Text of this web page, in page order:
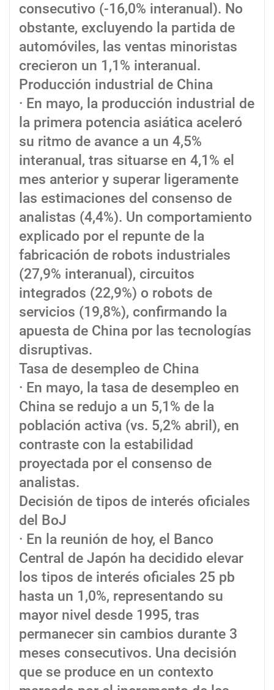
consecutivo (-16,0% interanual). No
obstante, excluyendo la partida de
automóviles, las ventas minoristas
crecieron un 1,1% interanual.
Producción industrial de China
· En mayo, la producción industrial de
la primera potencia asiática aceleró
su ritmo de avance a un 4,5%
interanual, tras situarse en 4,1% el
mes anterior y superar ligeramente
las estimaciones del consenso de
analistas (4,4%). Un comportamiento
explicado por el repunte de la
fabricación de robots industriales
(27,9% interanual), circuitos
integrados (22,9%) o robots de
servicios (19,8%), confirmando la
apuesta de China por las tecnologías
disruptivas.
Tasa de desempleo de China
· En mayo, la tasa de desempleo en
China se redujo a un 5,1% de la
población activa (vs. 5,2% abril), en
contraste con la estabilidad
proyectada por el consenso de
analistas.
Decisión de tipos de interés oficiales
del BoJ
· En la reunión de hoy, el Banco
Central de Japón ha decidido elevar
los tipos de interés oficiales 25 pb
hasta un 1,0%, representando su
mayor nivel desde 1995, tras
permanecer sin cambios durante 3
meses consecutivos. Una decisión
que se produce en un contexto